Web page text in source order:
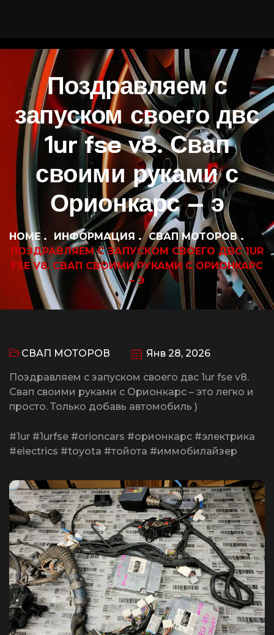
Поздравляем с
запуском своего двс
1ur fse v8. Свап
своими руками с
Орионкарс – э
HOME ИНФОРМАЦИЯ
СВАП МОТОРОВ
ПОЗДРАВЛЯЕМ С ЗАПУСКОМ СВОЕГО ДВС 1UR
FSE V8. СВАП СВОИМИ РУКАМИ С ОРИОНКАРС
– Э
СВАП МОТОРОВ Янв 28, 2026
Поздравляем с запуском своего двс 1ur fse v8.
Свап своими руками с Орионкарс – это легко и
просто. Только добавь автомобиль )
#1ur #1urfse #orioncars #орионкарс #электрика
#electrics #toyota #тойота #иммобилайзер